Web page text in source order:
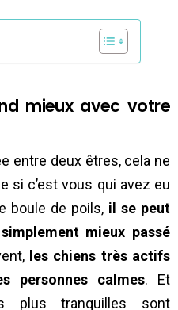
mieux avec votre
entre deux êtres, cela ne
si c’est vous qui avez eu
boule de poils, il se peut
mieux passé
les chiens très actifs
personnes calmes. Et
plus tranquilles sont